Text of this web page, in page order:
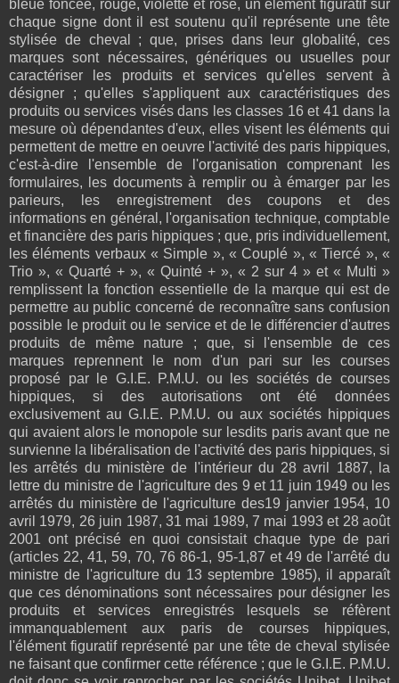
bleue foncée, rouge, violette et rose, un élément figuratif sur
chaque signe dont il est soutenu qu'il représente une tête
stylisée de cheval ; que, prises dans leur globalité, ces
marques sont nécessaires, génériques ou usuelles pour
caractériser les produits et services qu'elles servent à
désigner ; qu'elles s'appliquent aux caractéristiques des
produits ou services visés dans les classes 16 et 41 dans la
mesure où dépendantes d'eux, elles visent les éléments qui
permettent de mettre en oeuvre l'activité des paris hippiques,
c'est-à-dire l'ensemble de l'organisation comprenant les
formulaires, les documents à remplir ou à émarger par les
parieurs, les enregistrement des coupons et des
informations en général, l'organisation technique, comptable
et financière des paris hippiques ; que, pris individuellement,
les éléments verbaux « Simple », « Couplé », « Tiercé », «
Trio », « Quarté + », « Quinté + », « 2 sur 4 » et « Multi »
remplissent la fonction essentielle de la marque qui est de
permettre au public concerné de reconnaître sans confusion
possible le produit ou le service et de le différencier d'autres
produits de même nature ; que, si l'ensemble de ces
marques reprennent le nom d'un pari sur les courses
proposé par le G.I.E. P.M.U. ou les sociétés de courses
hippiques, si des autorisations ont été données
exclusivement au G.I.E. P.M.U. ou aux sociétés hippiques
qui avaient alors le monopole sur lesdits paris avant que ne
survienne la libéralisation de l'activité des paris hippiques, si
les arrêtés du ministère de l'intérieur du 28 avril 1887, la
lettre du ministre de l'agriculture des 9 et 11 juin 1949 ou les
arrêtés du ministère de l'agriculture des19 janvier 1954, 10
avril 1979, 26 juin 1987, 31 mai 1989, 7 mai 1993 et 28 août
2001 ont précisé en quoi consistait chaque type de pari
(articles 22, 41, 59, 70, 76 86-1, 95-1,87 et 49 de l'arrêté du
ministre de l'agriculture du 13 septembre 1985), il apparaît
que ces dénominations sont nécessaires pour désigner les
produits et services enregistrés lesquels se réfèrent
immanquablement aux paris de courses hippiques,
l'élément figuratif représenté par une tête de cheval stylisée
ne faisant que confirmer cette référence ; que le G.I.E. P.M.U.